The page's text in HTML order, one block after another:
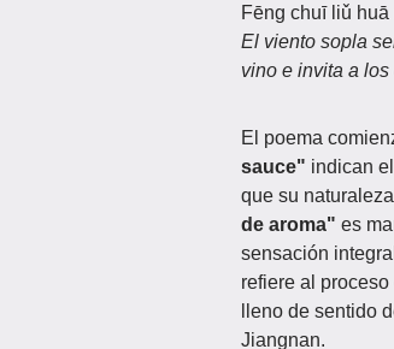
Fēng chuī liǔ
El viento sopla
vino e invita a
El poema
sauce" indican
que su
de aroma" es
sensación
refiere al
lleno de sentido
Jiangnan.